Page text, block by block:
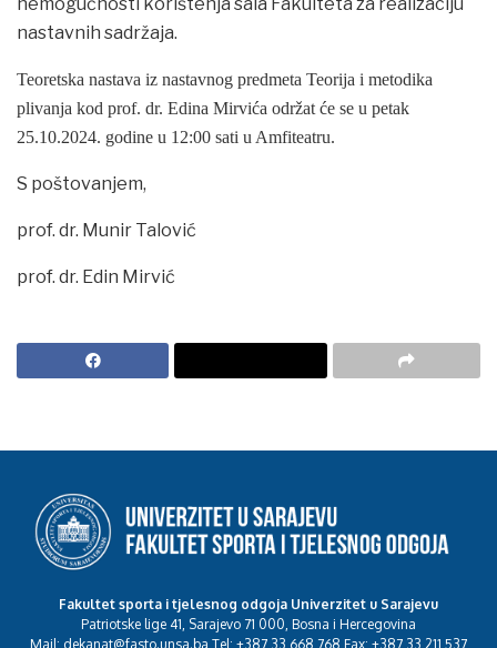
nemogućnosti korištenja sala Fakulteta za realizaciju
nastavnih sadržaja.
Teoretska nastava iz nastavnog predmeta Teorija i metodika
plivanja kod prof. dr. Edina Mirvića održat će se u petak
25.10.2024. godine u 12:00 sati u Amfiteatru.
S poštovanjem,
prof. dr. Munir Talović
prof. dr. Edin Mirvić
Fakultet sporta i tjelesnog odgoja Univerzitet u Sarajevu
Patriotske lige 41, Sarajevo 71 000, Bosna i Hercegovina
Mail: dekanat@fasto.unsa.ba Tel: +387 33 668 768 Fax: +387 33 211 537